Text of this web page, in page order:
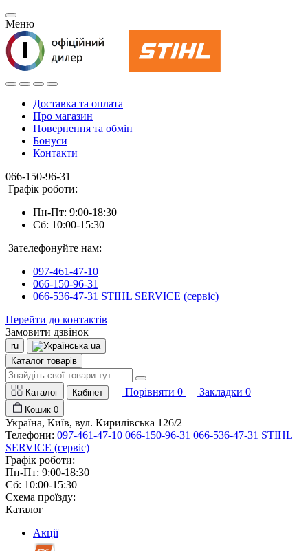
Меню
Доставка та оплата
Про магазин
Повернення та обмін
Бонуси
Контакти
066-150-96-31
Графік роботи:
Пн-Пт: 9:00-18:30
Сб: 10:00-15:30
Зателефонуйте нам:
097-461-47-10
066-150-96-31
066-536-47-31 STIHL SERVICE (сервіс)
Перейти до контактів
Замовити дзвінок
ru
ua
Каталог товарів
Каталог Кабінет Порівняти 0 Закладки 0
Кошик 0
Україна, Київ, вул. Кирилівська 126/2
Телефони: 097-461-47-10 066-150-96-31 066-536-47-31 STIHL
SERVICE (сервіс)
Графік роботи:
Пн-Пт: 9:00-18:30
Сб: 10:00-15:30
Схема проїзду:
Каталог
Акції